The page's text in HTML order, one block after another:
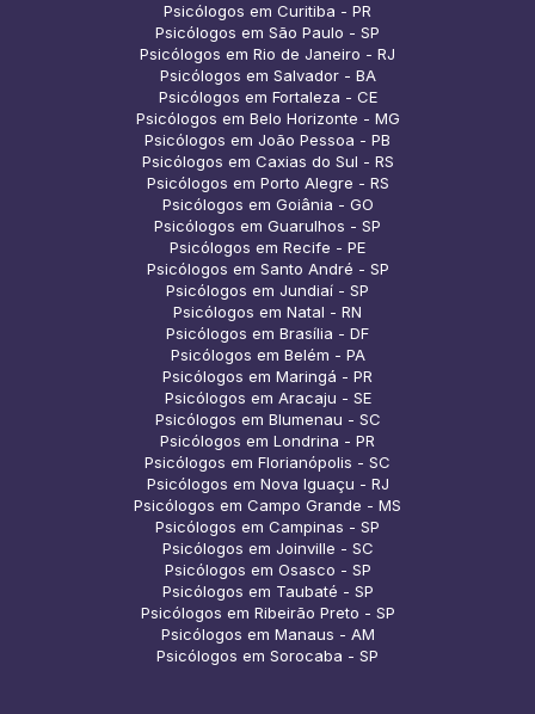
Psicólogos em Curitiba - PR
Psicólogos em São Paulo - SP
Psicólogos em Rio de Janeiro - RJ
Psicólogos em Salvador - BA
Psicólogos em Fortaleza - CE
Psicólogos em Belo Horizonte - MG
Psicólogos em João Pessoa - PB
Psicólogos em Caxias do Sul - RS
Psicólogos em Porto Alegre - RS
Psicólogos em Goiânia - GO
Psicólogos em Guarulhos - SP
Psicólogos em Recife - PE
Psicólogos em Santo André - SP
Psicólogos em Jundiaí - SP
Psicólogos em Natal - RN
Psicólogos em Brasília - DF
Psicólogos em Belém - PA
Psicólogos em Maringá - PR
Psicólogos em Aracaju - SE
Psicólogos em Blumenau - SC
Psicólogos em Londrina - PR
Psicólogos em Florianópolis - SC
Psicólogos em Nova Iguaçu - RJ
Psicólogos em Campo Grande - MS
Psicólogos em Campinas - SP
Psicólogos em Joinville - SC
Psicólogos em Osasco - SP
Psicólogos em Taubaté - SP
Psicólogos em Ribeirão Preto - SP
Psicólogos em Manaus - AM
Psicólogos em Sorocaba - SP